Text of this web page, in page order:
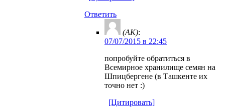
Ответить
(AK):
07/07/2015 в 22:45
попробуйте обратиться в
Всемирное хранилище семян на
Шпицбергене (в Ташкенте их
точно нет :)
[Цитировать]